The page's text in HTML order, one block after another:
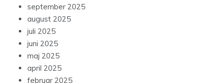
september 2025
august 2025
juli 2025
juni 2025
maj 2025
april 2025
februar 2025